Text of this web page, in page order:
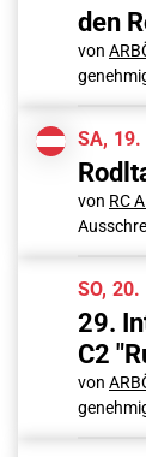
den
von
SA, 19.
von RC
SO, 20.
29.
C2
von